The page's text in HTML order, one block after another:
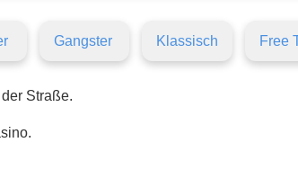
Gangster Klassisch Free
Straße.